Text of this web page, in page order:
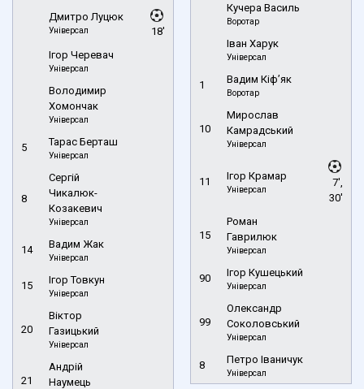
Дмитро Луцюк
Універсал
18'
Ігор Черевач
Універсал
Володимир
Хомончак
Універсал
5 Тарас Берташ
Універсал
8
Сергій
Чикалюк-
Козакевич
Універсал
14 Вадим Жак
Універсал
15 Ігор Товкун
Універсал
20
Віктор
Газицький
Універсал
21
Андрій
Наумець
Кучера Василь
Воротар
Іван Харук
Універсал
1 Вадим Кіф’як
Воротар
10
Мирослав
Камрадський
Універсал
11 Ігор Крамар
Універсал
7',
30'
15
Роман
Гаврилюк
Універсал
90 Ігор Кушецький
Універсал
99
Олександр
Соколовський
Універсал
8 Петро Іваничук
Універсал